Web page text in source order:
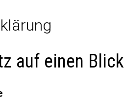
auf einen Blick